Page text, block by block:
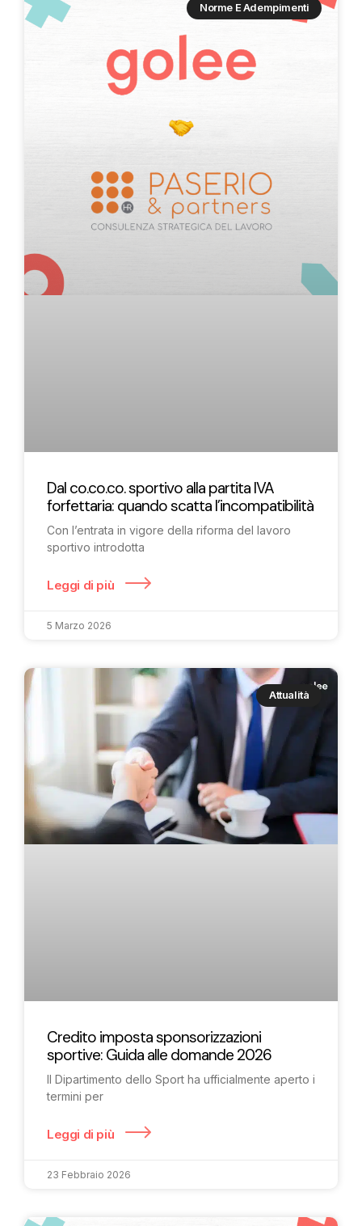
Norme E Adempimenti
Dal co.co.co. sportivo alla partita IVA
forfettaria: quando scatta l’incompatibilità
Con l’entrata in vigore della riforma del lavoro
sportivo introdotta
Leggi di più
5 Marzo 2026
Attualità
Credito imposta sponsorizzazioni
sportive: Guida alle domande 2026
Il Dipartimento dello Sport ha ufficialmente aperto i
termini per
Leggi di più
23 Febbraio 2026